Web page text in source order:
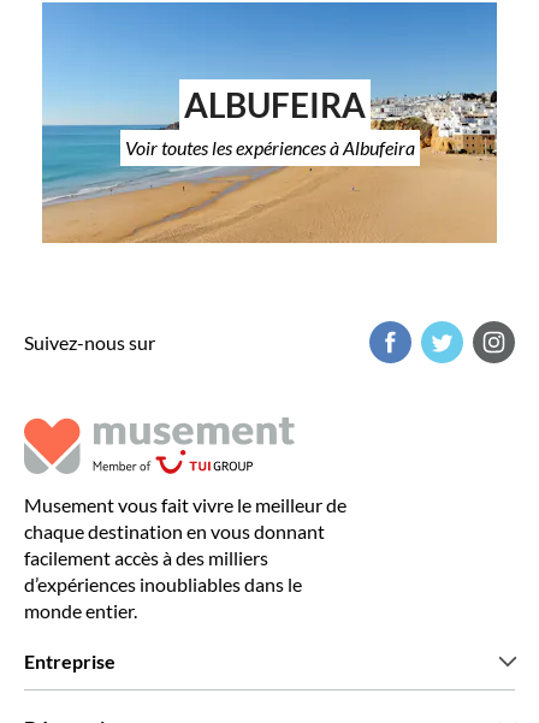
ALBUFEIRA
Voir toutes les expériences à Albufeira
Suivez-nous sur
Musement vous fait vivre le meilleur de
chaque destination en vous donnant
facilement accès à des milliers
d’expériences inoubliables dans le
monde entier.
Entreprise